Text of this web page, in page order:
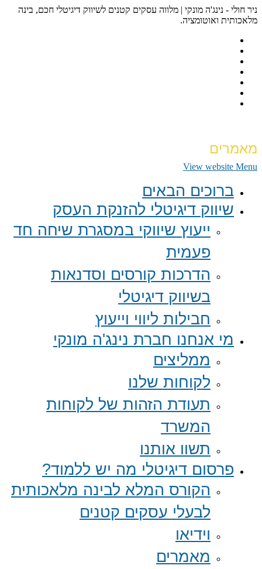
ניר חולי - נינג'ה מונקי | מלווה עסקים קטנים לשיווק דיגיטלי חכם, בינה
מלאכותית ואוטומציה.
View website Menu
ברוכים הבאים
שיווק דיגיטלי להזנקת העסק
ייעוץ שיווקי במסגרת שיחה חד
פעמית​
הדרכות קורסים וסדנאות
בשיווק דיגיטלי
חבילות ליווי וייעוץ
מי אנחנו חברת נינג'ה מונקי
ממליצים
לקוחות שלנו
תעודת הזהות של לקוחות
המשרד
תשוו אותנו
פרסום דיגיטלי מה יש ללמוד?
הקורס המלא לבינה מלאכותית
לבעלי עסקים קטנים
וידיאו
מאמרים
מאמרים